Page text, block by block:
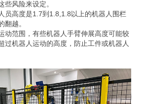
些风险来设定。
员高度是1.7到1.8,1.8以上的机器人围栏
翻越。
动范围，有些机器人手臂伸展高度可能较
过机器人运动的高度，防止工件或机器人